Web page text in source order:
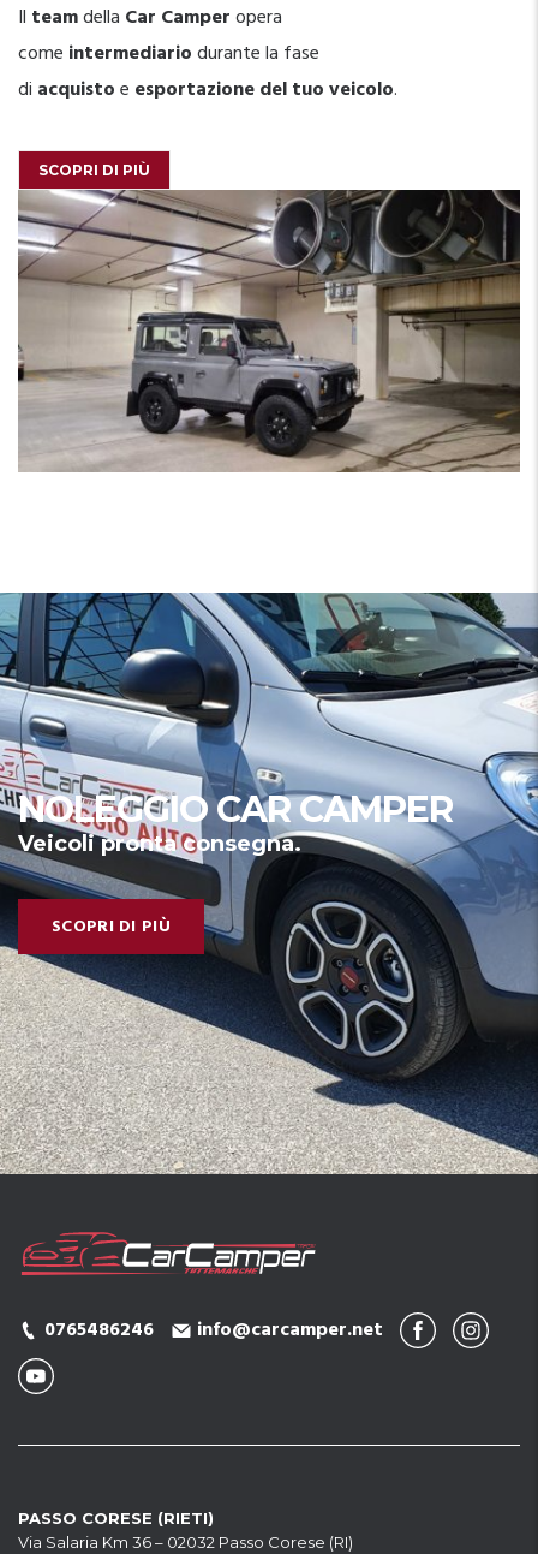
Il teamdella Car Camperopera
come intermediariodurante la fase
di acquistoe esportazione del tuo veicolo.
SCOPRI DI PIÙ
NOLEGGIO CAR CAMPER
Veicoli pronta consegna.
SCOPRI DI PIÙ
0765486246 info@carcamper.net
PASSO CORESE (RIETI)
Via Salaria Km 36 – 02032 Passo Corese (RI)